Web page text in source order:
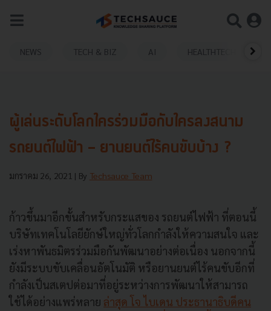
NEWS TECH & BIZ AI HEALTHTECH
ผู้เล่นระดับโลกใครร่วมมือกับใครลงสนาม
รถยนต์ไฟฟ้า - ยานยนต์ไร้คนขับบ้าง ?
มกราคม 26, 2021 | By Techsauce Team
ก้าวขึ้นมาอีกขั้นสำหรับกระแสของ รถยนต์ไฟฟ้า ที่ตอนนี้
บริษัทเทคโนโลยียักษ์ใหญ่ทั่วโลกกำลังให้ความสนใจ และ
เร่งหาพันธมิตรร่วมมือกันพัฒนาอย่างต่อเนื่อง นอกจากนี้
ยังมีระบบขับเคลื่อนอัตโนมัติ หรือยานยนต์ไร้คนขับอีกที่
กำลังเป็นสเตปต่อมาที่อยู่ระหว่างการพัฒนาให้สามารถ
ใช้ได้อย่างแพร่หลาย ล่าสุด โจ ไบเดน ประธานาธิบดีคน